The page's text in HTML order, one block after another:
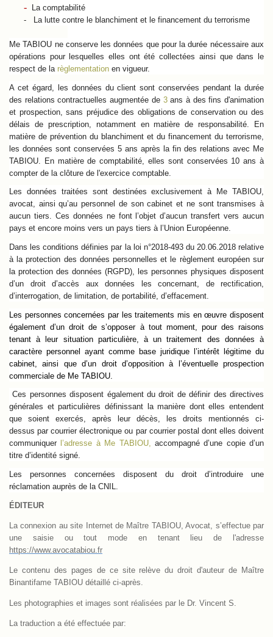
-
La comptabilité
- La lutte contre le blanchiment et le financement du terrorisme
Me TABIOU ne conserve les données que pour la durée nécessaire aux
opérations pour lesquelles elles ont été collectées ainsi que dans le
respect de la règlementation en vigueur.
A cet égard, les données du client sont conservées pendant la durée
des relations contractuelles augmentée de 3ans à des fins d'animation
et prospection, sans préjudice des obligations de conservation ou des
délais de prescription, notamment en matière de responsabilité. En
matière de prévention du blanchiment et du financement du terrorisme,
les données sont conservées 5 ans après la fin des relations avec Me
TABIOU. En matière de comptabilité, elles sont conservées 10 ans à
compter de la clôture de l'exercice comptable.
Les données traitées sont destinées exclusivement à Me TABIOU,
avocat, ainsi qu’au personnel de son cabinet et ne sont transmises à
aucun tiers. Ces données ne font l’objet d’aucun transfert vers aucun
pays et encore moins vers un pays tiers à l’Union Européenne.
Dans les conditions définies par la loi n°2018-493 du 20.06.2018 relative
à la protection des données personnelles et le règlement européen sur
la protection des données (RGPD), les personnes physiques disposent
d’un droit d’accès aux données les concernant, de rectification,
d’interrogation, de limitation, de portabilité, d’effacement.
Les personnes concernées par les traitements mis en œuvre disposent
également d’un droit de s’opposer à tout moment, pour des raisons
tenant à leur situation particulière, à un traitement des données à
caractère personnel ayant comme base juridique l’intérêt légitime du
cabinet, ainsi que d’un droit d’opposition à l’éventuelle prospection
commerciale de Me TABIOU.
Ces personnes disposent également du droit de définir des directives
générales et particulières définissant la manière dont elles entendent
que soient exercés, après leur décès, les droits mentionnés ci-
dessus par courrier électronique ou par courrier postal dont elles doivent
communiquer l’adresse à Me TABIOU, accompagné d’une copie d’un
titre d’identité signé.
Les personnes concernées disposent du droit d’introduire une
réclamation auprès de la CNIL.
ÉDITEUR
La connexion au site Internet de Maître TABIOU, Avocat, s’effectue par
une saisie ou tout mode en tenant lieu de l'adresse
https://www.avocatabiou.fr
Le contenu des pages de ce site relève du droit d'auteur de Maître
Binantifame TABIOU détaillé ci-après.
Les photographies et images sont réalisées par le Dr. Vincent S.
La traduction a été effectuée par: